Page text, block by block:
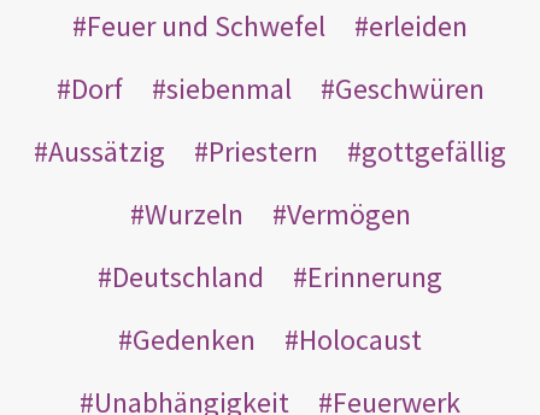
Feuer und Schwefel
erleiden
Dorf
siebenmal
Geschwüren
Aussätzig
Priestern
gottgefällig
Wurzeln
Vermögen
Deutschland
Erinnerung
Gedenken
Holocaust
Unabhängigkeit
Feuerwerk